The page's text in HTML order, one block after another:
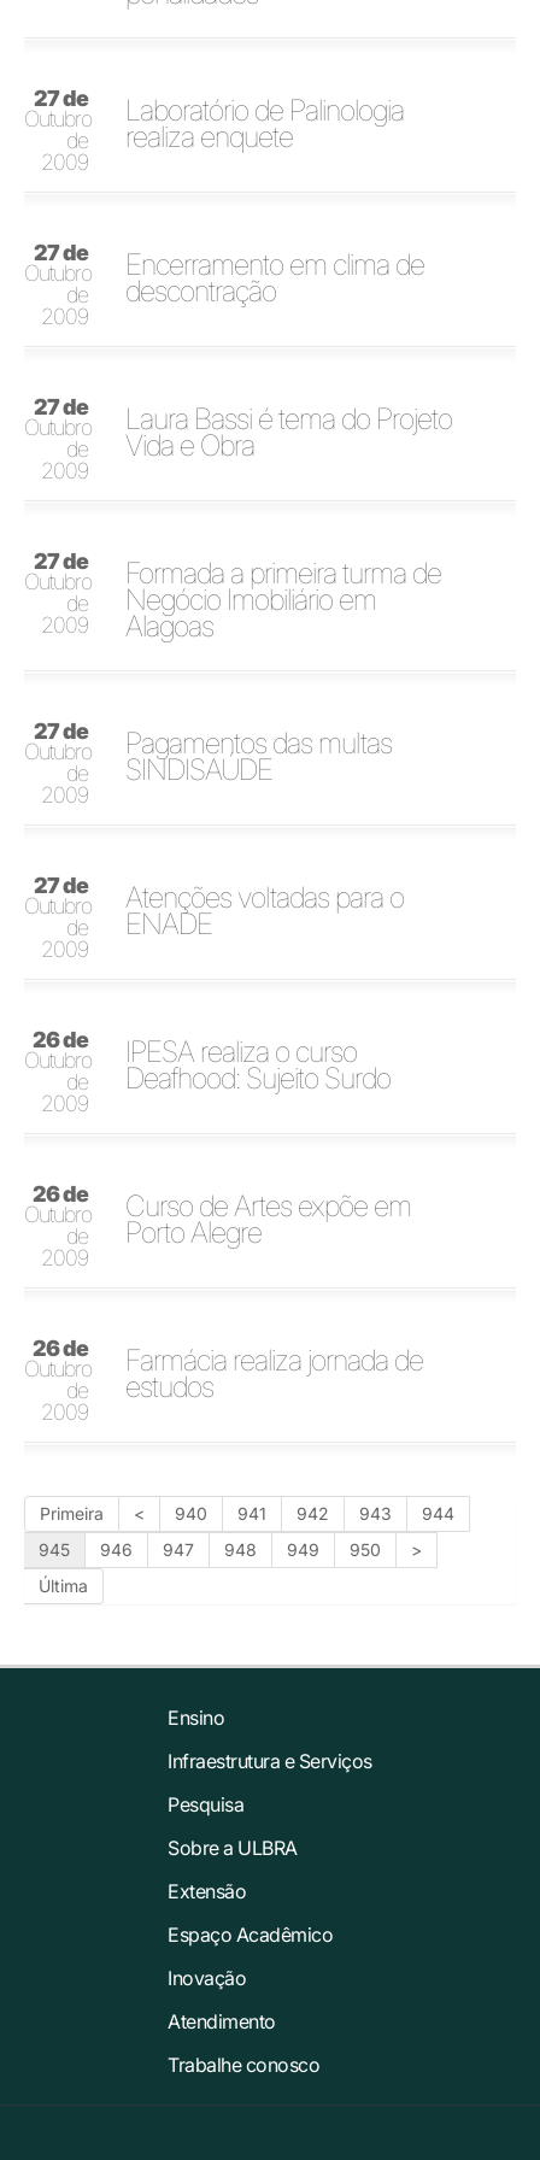
27 de
Outubro
de
2009
Laboratório de Palinologia
realiza enquete
27 de
Outubro
de
2009
Encerramento em clima de
descontração
27 de
Outubro
de
2009
Laura Bassi é tema do Projeto
Vida e Obra
27 de
Outubro
de
2009
Formada a primeira turma de
Negócio Imobiliário em
Alagoas
27 de
Outubro
de
2009
Pagamentos das multas
SINDISAÚDE
27 de
Outubro
de
2009
Atenções voltadas para o
ENADE
26 de
Outubro
de
2009
IPESA realiza o curso
Deafhood: Sujeito Surdo
26 de
Outubro
de
2009
Curso de Artes expõe em
Porto Alegre
26 de
Outubro
de
2009
Farmácia realiza jornada de
estudos
Primeira < 940 941 942 943
944
945
946 947 948 949 950
>
Última
Ensino
Infraestrutura e Serviços
Pesquisa
Sobre a ULBRA
Extensão
Espaço Acadêmico
Inovação
Atendimento
Trabalhe conosco